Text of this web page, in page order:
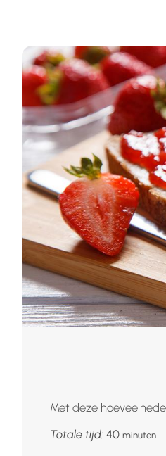
Met deze
Totale tijd: 40minuten
minuten